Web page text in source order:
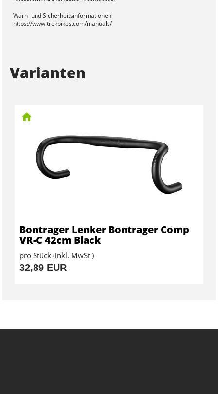
Warn- und Sicherheitsinformationen
https://www.trekbikes.com/manuals/
Varianten
Bontrager Lenker Bontrager Comp
VR-C 42cm Black
pro Stück (inkl. MwSt.)
32,89 EUR